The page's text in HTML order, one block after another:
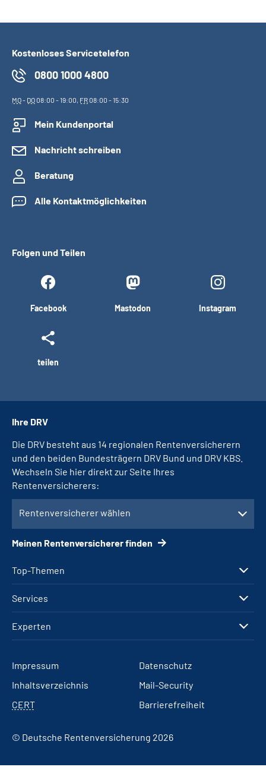
Kostenloses Servicetelefon
0800 1000 4800
MO- DO08:00 - 19:00, FR08:00 - 15:30
Mein Kundenportal
Nachricht schreiben
Beratung
Alle Kontaktmöglichkeiten
Folgen und Teilen
Facebook Mastodon Instagram
teilen
Top-Themen
Services
Experten
Ihre DRV
Die DRV besteht aus 14 regionalen Rentenversicherern
und den beiden Bundesträgern DRV Bund und DRV KBS.
Wechseln Sie hier direkt zur Seite Ihres
Rentenversicherers:
Rentenversicherer wählen
Meinen Rentenversicherer finden
Impressum
Datenschutz
Inhaltsverzeichnis
Mail-Security
CERT
Barrierefreiheit
© Deutsche Rentenversicherung 2026